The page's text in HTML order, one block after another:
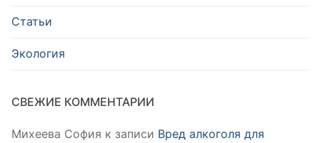
Статьи
Экология
СВЕЖИЕ КОММЕНТАРИИ
Михеева София к записи Вред алкоголя для